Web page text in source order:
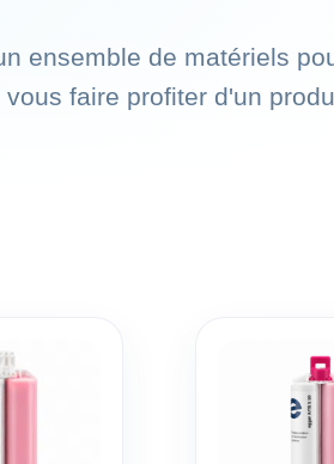
ensemble de matériels
faire profiter d'un